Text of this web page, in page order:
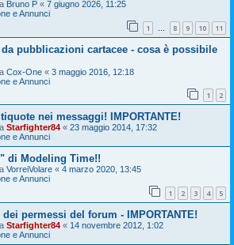
Bruno P « 7 giugno 2026, 11:25
e Annunci
1 … 8 9 10 11
pubblicazioni cartacee - cosa è possibile
Cox-One « 3 maggio 2016, 12:18
e Annunci
1 2
nei messaggi! IMPORTANTE!
Starfighter84 « 23 maggio 2014, 17:32
e Annunci
di Modeling Time!!
VorreiVolare « 4 marzo 2020, 13:45
e Annunci
1 2 3 4 5
permessi del forum - IMPORTANTE!
Starfighter84 « 14 novembre 2012, 1:02
e Annunci